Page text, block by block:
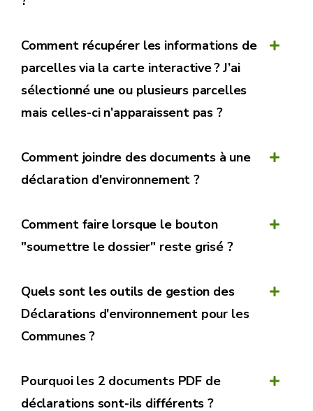
Page d’explication de CSAM
Espace dans un cadre professionnel
Se connecter à Mon Espace en tant que
Professionnel
Dans le cadre « Menez une nouvelle démarche »,
cliquer sur le bouton « Nouvelle démarche »
Comment récupérer les informations de
parcelles via la carte interactive ? J’ai
sélectionné une ou plusieurs parcelles
mais celles-ci n’apparaissent pas ?
Comment joindre des documents à une
déclaration d'environnement ?
Comment faire lorsque le bouton
"soumettre le dossier" reste grisé ?
Quels sont les outils de gestion des
Déclarations d'environnement pour les
Communes ?
Mon Espacepermet d’encoder
les déclarations via
Pourquoi les 2 documents PDF de
déclarations sont-ils différents ?